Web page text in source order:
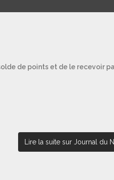
de points et de le recevoir
Lire la suite sur Journal du